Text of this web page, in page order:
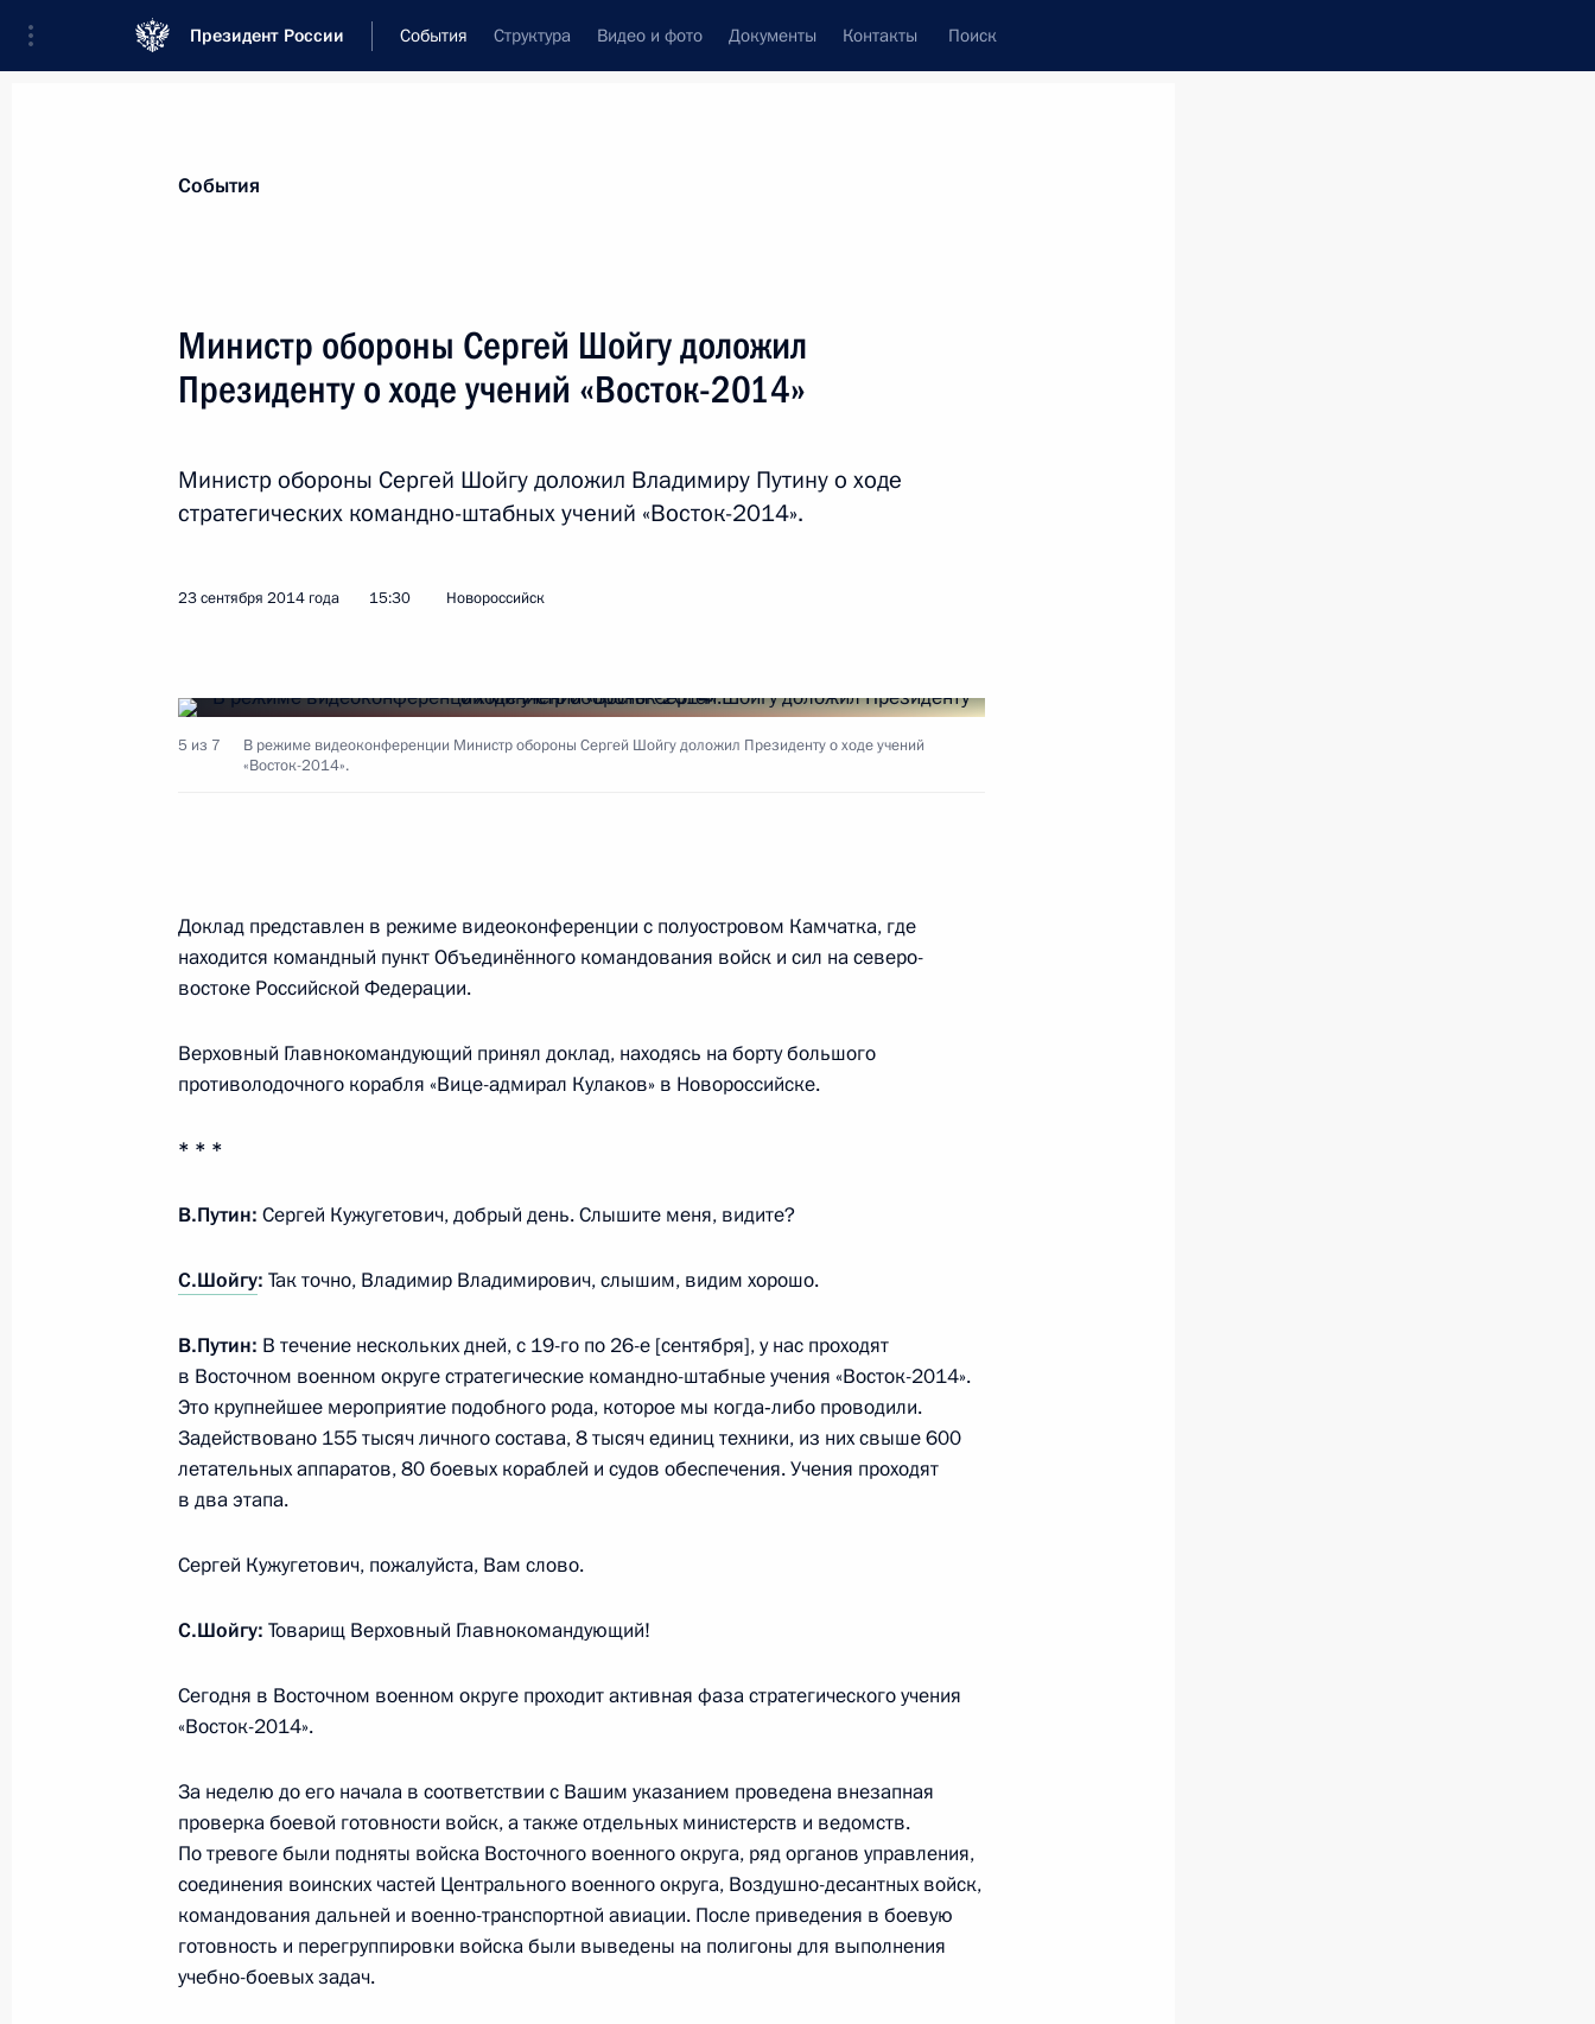
Президент России События Структура Видео и фото Документы Контакты Поиск
Новости
Послания Федеральному Собранию
Заявления по важнейшим вопросам
Речи и обращения
Пресс-конференции
Интервью
Показать следующие материалы
Выступление на встрече глав государств – участников IV
Каспийского саммита в узком составе
29 сентября 2014 года, 14:00
1 3м
Рабочая встреча с губернатором Свердловской области
Евгением Куйвашевым
24 сентября 2014 года, среда
Рабочая встреча с Министром связи и массовых коммуникаций
Николаем Никифоровым
24 сентября 2014 года, 13:35 Москва, Кремль
Рабочая встреча с губернатором Владимирской области
Министр обороны Сергей Шойгу доложил Президенту о ходе
учений «Восток-2014»
23 сентября 2014 года, 15:30 Новороссийск
Совещание о развитии портов Азово-Черноморского бассейна
События
Министр обороны Сергей Шойгу доложил
Президенту о ходе учений «Восток-2014»
Министр обороны Сергей Шойгу доложил Владимиру Путину о ходе
стратегических командно-штабных учений «Восток-2014».
23 сентября 2014 года 15:30 Новороссийск
5 из 7
В режиме видеоконференции Министр обороны Сергей Шойгу доложил Президенту о ходе учений
«Восток-2014».
Доклад представлен в режиме видеоконференции с полуостровом Камчатка, где
находится командный пункт Объединённого командования войск и сил на северо-
востоке Российской Федерации.
Верховный Главнокомандующий принял доклад, находясь на борту большого
противолодочного корабля «Вице-адмирал Кулаков» в Новороссийске.
* * *
В.Путин: Сергей Кужугетович, добрый день. Слышите меня, видите?
С.Шойгу: Так точно, Владимир Владимирович, слышим, видим хорошо.
В.Путин: В течение нескольких дней, с 19-го по 26-е [сентября], у нас проходят
в Восточном военном округе стратегические командно-штабные учения «Восток-2014».
Это крупнейшее мероприятие подобного рода, которое мы когда‑либо проводили.
Задействовано 155 тысяч личного состава, 8 тысяч единиц техники, из них свыше 600
летательных аппаратов, 80 боевых кораблей и судов обеспечения. Учения проходят
в два этапа.
Сергей Кужугетович, пожалуйста, Вам слово.
С.Шойгу: Товарищ Верховный Главнокомандующий!
Сегодня в Восточном военном округе проходит активная фаза стратегического учения
«Восток-2014».
За неделю до его начала в соответствии с Вашим указанием проведена внезапная
проверка боевой готовности войск, а также отдельных министерств и ведомств.
По тревоге были подняты войска Восточного военного округа, ряд органов управления,
соединения воинских частей Центрального военного округа, Воздушно-десантных войск,
командования дальней и военно-транспортной авиации. После приведения в боевую
готовность и перегруппировки войска были выведены на полигоны для выполнения
учебно-боевых задач.